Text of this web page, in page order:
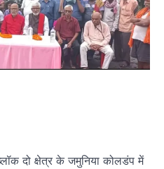
दो क्षेत्र के जमुनिया कोलडंप में